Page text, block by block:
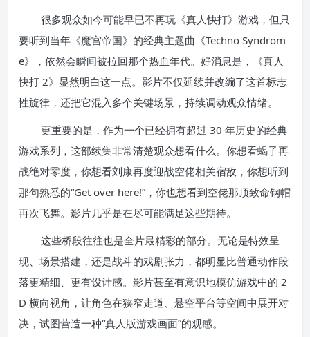
很多观众如今可能早已不再玩《真人快打》游戏，但只
要听到当年《魔宫帝国》的经典主题曲《Techno Syndrom
e》，依然会瞬间被拉回那个热血年代。好消息是，《真人
快打 2》显然明白这一点。影片不仅延续并改编了这首标志
性旋律，还把它混入多个关键场景，持续调动观众情绪。
更重要的是，作为一个已经拥有超过 30 年历史的经典
游戏系列，这部续集非常清楚观众想看什么。你想看蝎子再
战绝对零度，你想看刘康再度迎战空佬相关宿敌，你想听到
那句熟悉的“Get over here!”，你也想看到空佬那顶致命钢帽
再次飞舞。影片几乎是在尽可能满足这些期待。
这些桥段往往也是全片最精彩的部分。无论是特效呈
现、场景搭建，还是战斗的戏剧张力，都明显比普通动作段
落更精细、更有设计感。影片甚至有意识地模仿游戏中的 2
D 横向视角，让角色在狭窄走道、悬空平台等空间中展开对
决，试图营造一种“真人版游戏画面”的观感。